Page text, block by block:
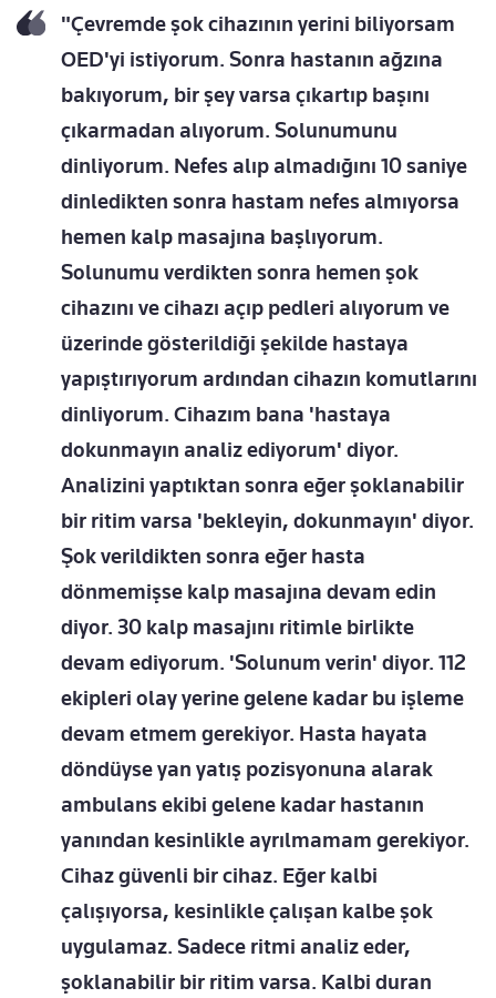
"Çevremde şok cihazının yerini biliyorsam
OED'yi istiyorum. Sonra hastanın ağzına
bakıyorum, bir şey varsa çıkartıp başını
çıkarmadan alıyorum. Solunumunu
dinliyorum. Nefes alıp almadığını 10 saniye
dinledikten sonra hastam nefes almıyorsa
hemen kalp masajına başlıyorum.
Solunumu verdikten sonra hemen şok
cihazını ve cihazı açıp pedleri alıyorum ve
üzerinde gösterildiği şekilde hastaya
yapıştırıyorum ardından cihazın komutlarını
dinliyorum. Cihazım bana 'hastaya
dokunmayın analiz ediyorum' diyor.
Analizini yaptıktan sonra eğer şoklanabilir
bir ritim varsa 'bekleyin, dokunmayın' diyor.
Şok verildikten sonra eğer hasta
dönmemişse kalp masajına devam edin
diyor. 30 kalp masajını ritimle birlikte
devam ediyorum. 'Solunum verin' diyor. 112
ekipleri olay yerine gelene kadar bu işleme
devam etmem gerekiyor. Hasta hayata
döndüyse yan yatış pozisyonuna alarak
ambulans ekibi gelene kadar hastanın
yanından kesinlikle ayrılmamam gerekiyor.
Cihaz güvenli bir cihaz. Eğer kalbi
çalışıyorsa, kesinlikle çalışan kalbe şok
uygulamaz. Sadece ritmi analiz eder,
şoklanabilir bir ritim varsa. Kalbi duran